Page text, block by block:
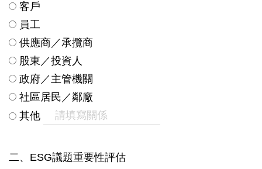
客戶
員工
供應商／承攬商
股東／投資人
政府／主管機關
社區居民／鄰廠
其他
二、ESG議題重要性評估